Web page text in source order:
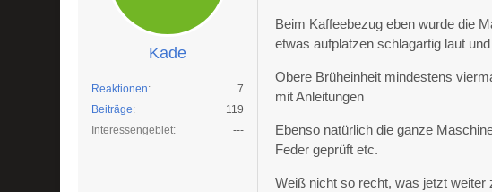
Kade
Reaktionen
7
Beiträge
119
Interessengebiet
---
Beim Kaffeebezug eben wurde die
etwas aufplatzen schlagartig laut
Obere Brüheinheit mindestens
mit Anleitungen
Ebenso natürlich die ganze
Feder geprüft etc.
Weiß nicht so recht, was jetzt